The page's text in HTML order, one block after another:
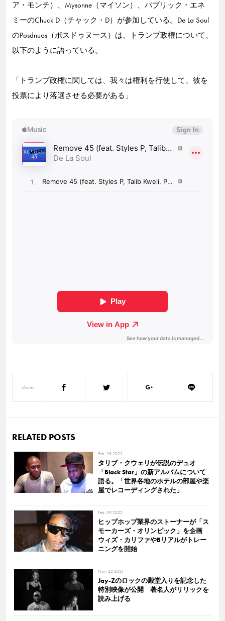
ア・モンチ）、Mysonne（マイソン）、パブリック・エネ
ミーのChuck D（チャック・D）が参加している。De La Soul
のPosdnuos（ポスドゥヌース）は、トランプ政権について、
以下のように語っている。
「トランプ政権に関しては、我々は権利を行使して、彼を
投票により落選させる必要がある」
Shares
RELATED POSTS
Feb. 28 2022
タリブ・クウェリが伝説のデュオ
「Black Star」の新アルバムについて
語る。「世界各地のホテルの部屋や楽
屋でレコーディングされた」
Feb. 09 2022
ヒップホップ業界のストーナーが「ス
モーカーズ・オリンピック」を企画
ウィズ・カリファやBリアルがトレー
ニングを開始
Nov. 23 2021
Jay-Zのロックの殿堂入りを記念した
特別映像が公開 著名人がリリックを
読み上げる